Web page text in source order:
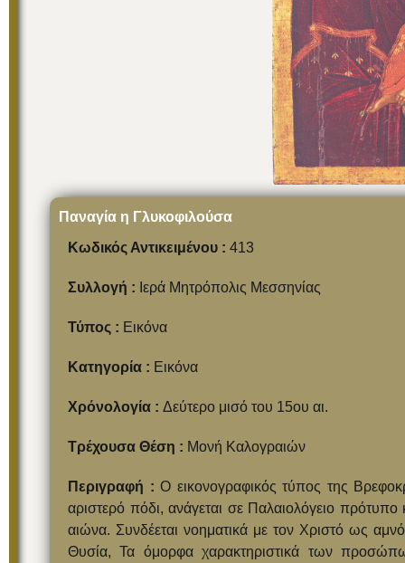
Παναγία η Γλυκοφιλούσα
Κωδικός Αντικειμένου : 413
Συλλογή : Ιερά Μητρόπολις Μεσσηνίας
Τύπος : Εικόνα
Κατηγορία : Εικόνα
Χρόνολογία : Δεύτερο μισό του 15ου αι.
Τρέχουσα Θέση : Μονή Καλογραιών
Περιγραφή :Ο εικονογραφικός τύπος της
αριστερό πόδι, ανάγεται σε Παλαιολόγειο
αιώνα. Συνδέεται νοηματικά με τον Χριστό ως
Θυσία, Τα όμορφα χαρακτηριστικά των